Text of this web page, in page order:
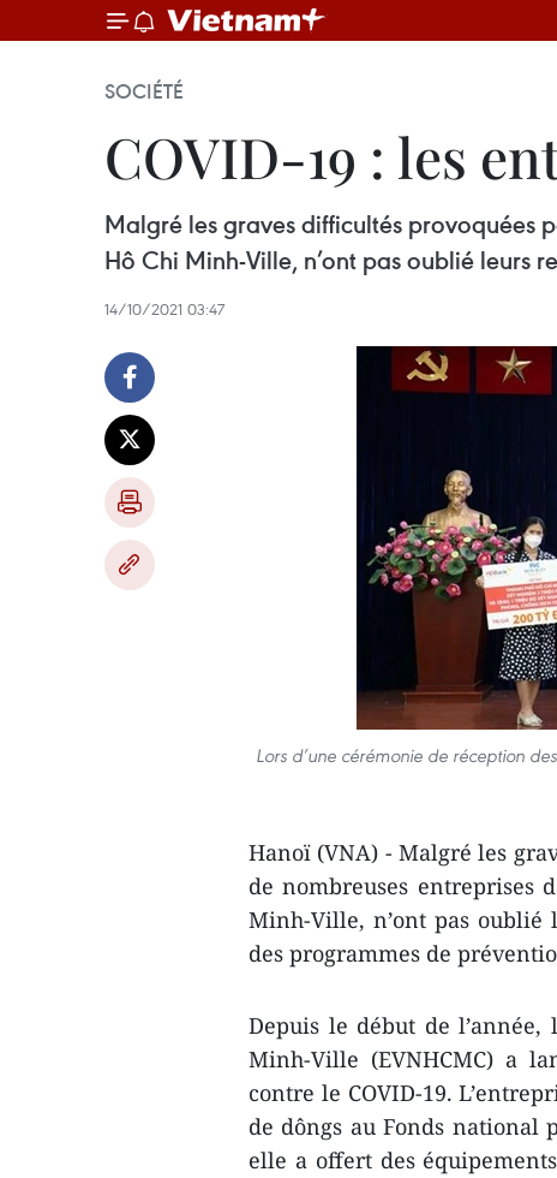
SOCIÉTÉ
COVID-19 : les
Malgré les graves difficultés provoquées
Hô Chi Minh-Ville, n’ont pas oublié leurs
14/10/2021 03:47
Lors d’une cérémonie de réception
Hanoï (VNA) - Malgré les
de nombreuses entreprises
Minh-Ville, n’ont pas oublié
des programmes de
Depuis le début de l’année,
Minh-Ville (EVNHCMC) a
contre le COVID-19.
de dôngs au Fonds national
elle a offert des